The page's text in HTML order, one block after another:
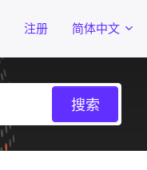
注册 简体中文